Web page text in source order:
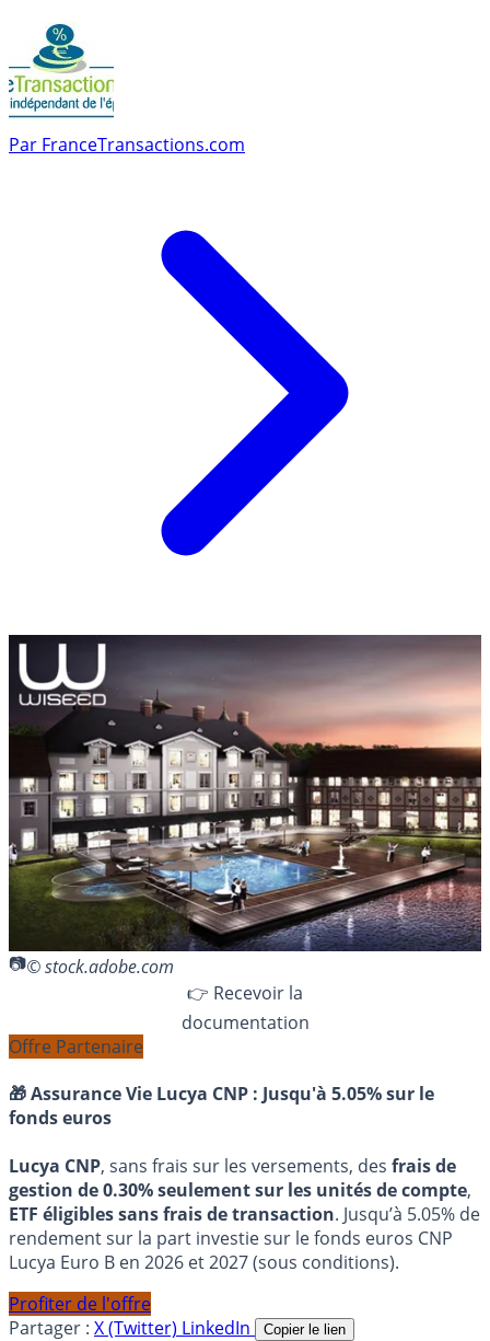
Par FranceTransactions.com
© stock.adobe.com
👉 Recevoir la
documentation
Offre Partenaire
🎁 Assurance Vie Lucya CNP : Jusqu'à 5.05% sur le
fonds euros
Lucya CNP, sans frais sur les versements, des frais de
gestion de 0.30% seulement sur les unités de compte,
ETF éligibles sans frais de transaction. Jusqu’à 5.05% de
rendement sur la part investie sur le fonds euros CNP
Lucya Euro B en 2026 et 2027 (sous conditions).
Profiter de l'offre
Partager : X (Twitter) LinkedIn Copier le lien